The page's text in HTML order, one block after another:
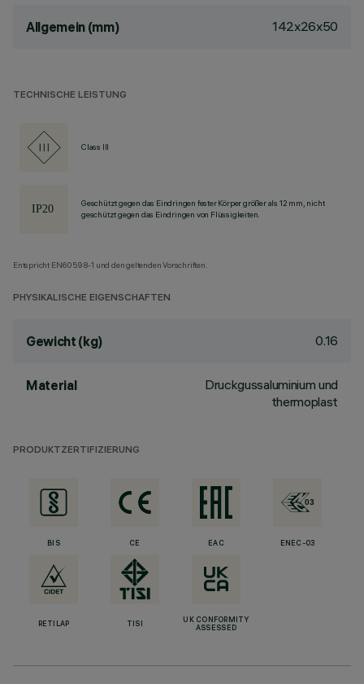
Allgemein (mm) 142x26x50
TECHNISCHE LEISTUNG
Class III
Geschützt gegen das Eindringen fester Körper größer als 12 mm, nicht
geschützt gegen das Eindringen von Flüssigkeiten.
Entspricht EN60598-1 und den geltenden Vorschriften.
PHYSIKALISCHE EIGENSCHAFTEN
Gewicht (kg) 0.16
Material
Druckgussaluminium und
thermoplast
PRODUKTZERTIFIZIERUNG
BIS CE EAC ENEC-03
RETILAP TISI
UK CONFORMITY
ASSESSED